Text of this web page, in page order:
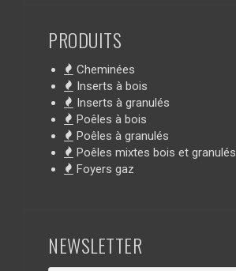
PRODUITS
Cheminées
Inserts à bois
Inserts à granulés
Poêles à bois
Poêles à granulés
Poêles mixtes bois et granulés
Foyers gaz
NEWSLETTER